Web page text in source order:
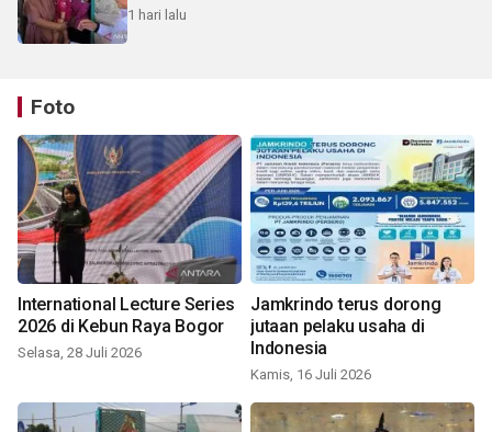
1 hari lalu
Foto
International Lecture Series
2026 di Kebun Raya Bogor
Selasa, 28 Juli 2026
Jamkrindo terus dorong
jutaan pelaku usaha di
Indonesia
Kamis, 16 Juli 2026